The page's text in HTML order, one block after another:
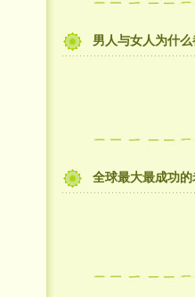
男人与女人为什
全球最大最成功